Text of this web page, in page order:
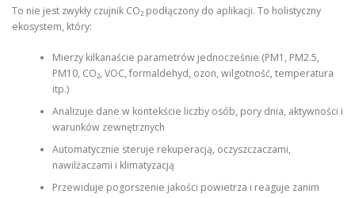
To nie jest zwykły czujnik CO₂ podłączony do aplikacji. To holistyczny
ekosystem, który:
Mierzy kilkanaście parametrów jednocześnie (PM1, PM2.5,
PM10, CO₂, VOC, formaldehyd, ozon, wilgotność, temperatura
itp.)
Analizuje dane w kontekście liczby osób, pory dnia, aktywności i
warunków zewnętrznych
Automatycznie steruje rekuperacją, oczyszczaczami,
nawilżaczami i klimatyzacją
Przewiduje pogorszenie jakości powietrza i reaguje zanim